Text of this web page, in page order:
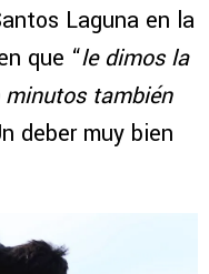
Laguna en la
que “le dimos la
también
deber muy bien